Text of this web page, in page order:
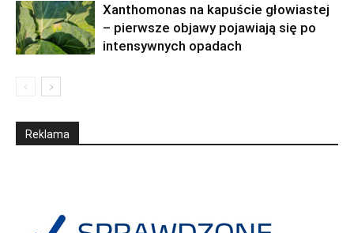
Xanthomonas na kapuście głowiastej
– pierwsze objawy pojawiają się po
intensywnych opadach
Reklama